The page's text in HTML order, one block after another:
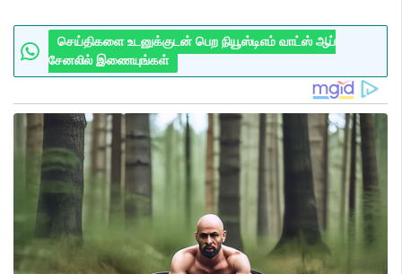
செய்திகளை உடனுக்குடன் பெற நியூஸ்டிஎம் வாட்ஸ் ஆப்
சேனலில் இணையுங்கள்